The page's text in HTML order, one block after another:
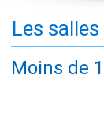
Les salles
Moins de